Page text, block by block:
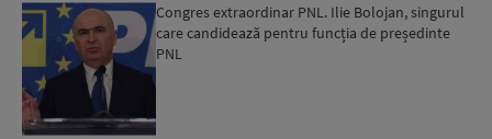
Congres extraordinar PNL. Ilie Bolojan, singurul
care candidează pentru funcția de președinte
PNL